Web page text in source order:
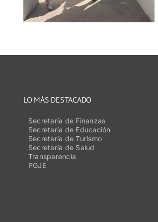
CERERESO varonil
LO MÁS DESTACADO
Secretaría de Finanzas
Secretaría de Educación
Secretaría de Turismo
Secretaría de Salud
Transparencia
PGJE